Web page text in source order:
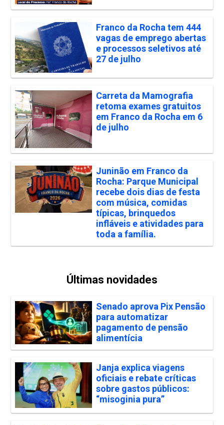
Franco da Rocha tem 444
vagas de emprego abertas
e processos seletivos até
27 de julho
Carreta da Mamografia
retoma exames gratuitos
em Franco da Rocha em 6
de julho
Juninão em Franco da
Rocha: Parque Municipal
recebe dois dias de festa
com música, comidas
típicas, brinquedos
infláveis e atividades para
toda a família.
Últimas novidades
Senado aprova Pix Pensão
para automatizar
pagamento de pensão
alimentícia
Janja explica viagens
oficiais e rebate críticas
sobre gastos públicos:
“misoginia pura”